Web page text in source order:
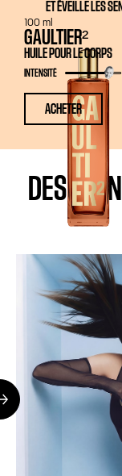
ET ÉVEILLE LES
GAULTIER²
HUILE POUR LE CORPS
INTENSITÉ
100 ml
ACHETER
DES